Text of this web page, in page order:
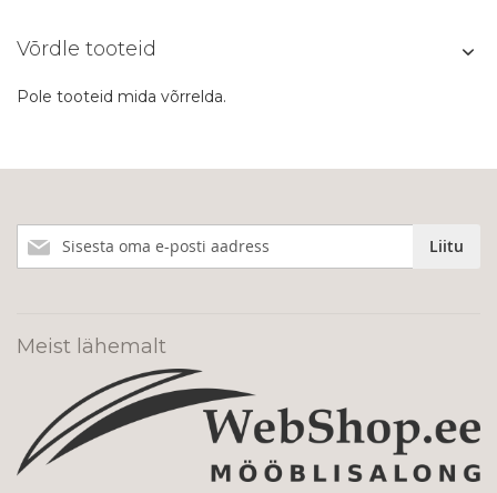
Võrdle tooteid
Pole tooteid mida võrrelda.
meie
Liitu
Meist lähemalt